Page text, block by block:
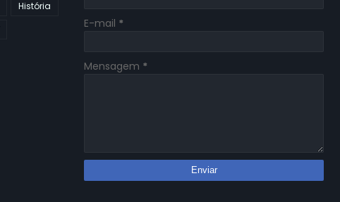
História
E-mail *
Mensagem *